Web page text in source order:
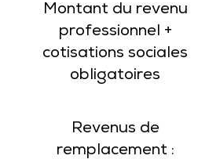
Montant du revenu
professionnel +
cotisations sociales
obligatoires
Revenus de
remplacement :